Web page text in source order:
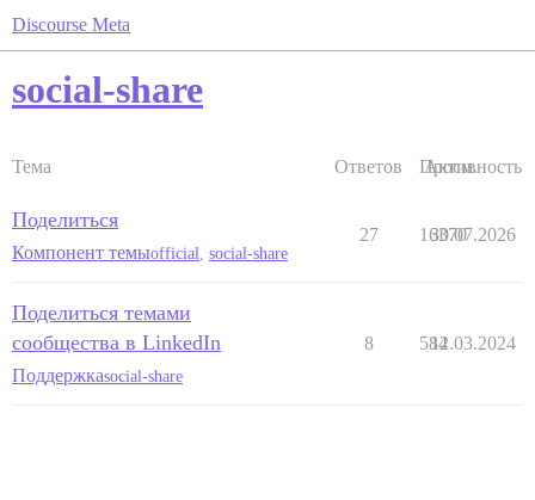
Discourse Meta
social-share
Тема Ответов Просм.
Активность
Поделиться
Компонент темыofficial social-share
27 16370
30.07.2026
Поделиться темами
сообщества в LinkedIn
Поддержкаsocial-share
8 584
12.03.2024